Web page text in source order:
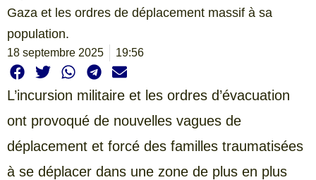
Gaza et les ordres de déplacement massif à sa
population.
18 septembre 2025 19:56
L’incursion militaire et les ordres d’évacuation
ont provoqué de nouvelles vagues de
déplacement et forcé des familles traumatisées
à se déplacer dans une zone de plus en plus